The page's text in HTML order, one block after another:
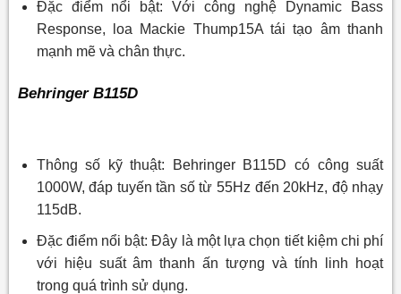
Đặc điểm nổi bật: Với công nghệ Dynamic Bass
Response, loa Mackie Thump15A tái tạo âm thanh
mạnh mẽ và chân thực.
Behringer B115D
Thông số kỹ thuật: Behringer B115D có công suất
1000W, đáp tuyến tần số từ 55Hz đến 20kHz, độ nhạy
115dB.
Đặc điểm nổi bật: Đây là một lựa chọn tiết kiệm chi phí
với hiệu suất âm thanh ấn tượng và tính linh hoạt
trong quá trình sử dụng.